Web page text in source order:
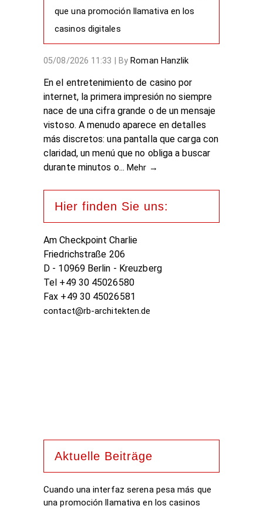
que una promoción llamativa en los
casinos digitales
05/08/2026 11:33 By Roman Hanzlik
En el entretenimiento de casino por
internet, la primera impresión no siempre
nace de una cifra grande o de un mensaje
vistoso. A menudo aparece en detalles
más discretos: una pantalla que carga con
claridad, un menú que no obliga a buscar
durante minutos o...Mehr →
Hier finden Sie uns:
Am Checkpoint Charlie
Friedrichstraße 206
D - 10969 Berlin - Kreuzberg
Tel +49 30 45026580
Fax +49 30 45026581
contact@rb-architekten.de
Aktuelle Beiträge
Cuando una interfaz serena pesa más que
una promoción llamativa en los casinos